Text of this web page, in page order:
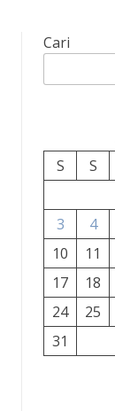
Cari
S
S
3
4
10
11
17
18
24
25
31